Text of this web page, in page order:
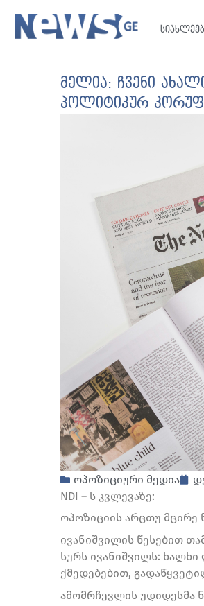
მელია: ჩვენი
პოლიტიკურ
ოპოზიციური მედია
NDI – ს კვლევაზე:
ოპოზიციის არცთუ მცირე
ივანიშვილის წესებით
სურს ივანიშვილს:
ქმედებებით,
ამომრჩევლის უდიდესმა